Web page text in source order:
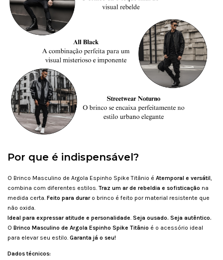
Por que é indispensável?
O Brinco Masculino de Argola Espinho Spike Titânio é Atemporal e versátil
combina com diferentes estilos. Traz um ar de rebeldia e sofisticação na
medida certa. Feito para duraro brinco é feito por material resistente que
não oxida.
Ideal para expressar atitude e personalidade Seja ousado. Seja autêntico.
O Brinco Masculino de Argola Espinho Spike Titânio é o acessório ideal
para elevar seu estilo. Garanta já o seu!
Dados técnicos: